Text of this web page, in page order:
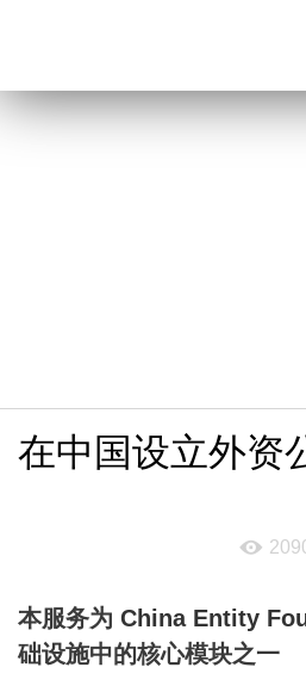
在中国设立外资
本服务为 China Entity
础设施中的核心模块之一